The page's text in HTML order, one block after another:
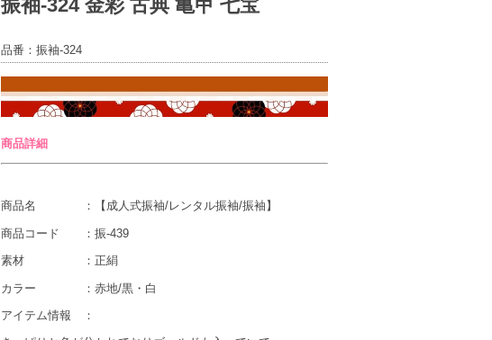
振袖-324 金彩 古典 亀甲 七宝
品番：振袖-324
商品詳細
商品名 ：【成人式振袖/レンタル振袖/振袖】
商品コード ：振-439
素材 ：正絹
カラー ：赤地/黒・白
アイテム情報 ：